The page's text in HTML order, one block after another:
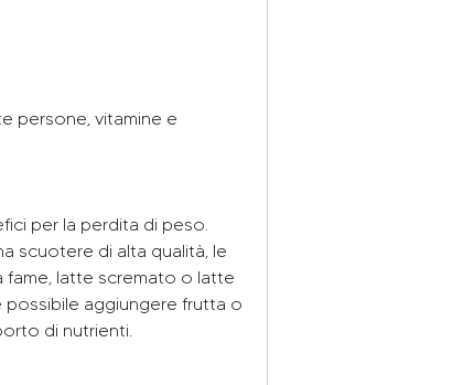
persone, vitamine e
per la perdita di peso.
scuotere di alta qualità, le
latte scremato o latte
aggiungere frutta o
di nutrienti.